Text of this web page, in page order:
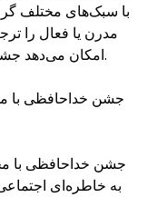
با سبک‌های مختلف
مدرن یا فعال را
امکان می‌دهد جشنی مطابق با شخصیت خود برگزار کند.
جشن خداحافظی با
جشن خداحافظی با
به خاطره‌ای